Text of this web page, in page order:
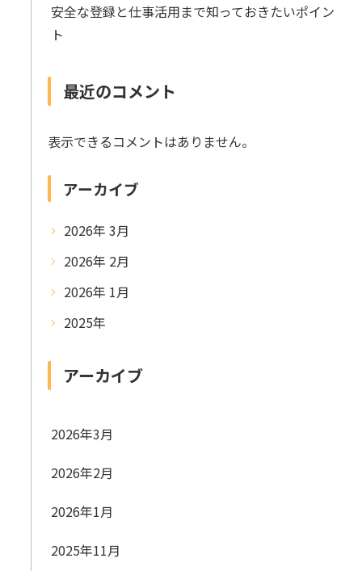
安全な登録と仕事活用まで知っておきたいポイン
ト
最近のコメント
表示できるコメントはありません。
アーカイブ
2026年 3月
2026年 2月
2026年 1月
2025年
アーカイブ
2026年3月
2026年2月
2026年1月
2025年11月